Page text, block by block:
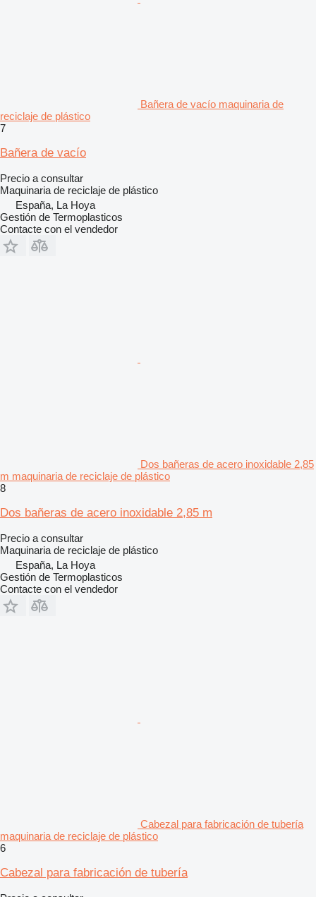
Bañera de vacío maquinaria de
reciclaje de plástico
7
Bañera de vacío
Precio a consultar
Maquinaria de reciclaje de plástico
España, La Hoya
Gestión de Termoplasticos
Contacte con el vendedor
Dos bañeras de acero inoxidable 2,85
m maquinaria de reciclaje de plástico
8
Dos bañeras de acero inoxidable 2,85 m
Precio a consultar
Maquinaria de reciclaje de plástico
España, La Hoya
Gestión de Termoplasticos
Contacte con el vendedor
Cabezal para fabricación de tubería
maquinaria de reciclaje de plástico
6
Cabezal para fabricación de tubería